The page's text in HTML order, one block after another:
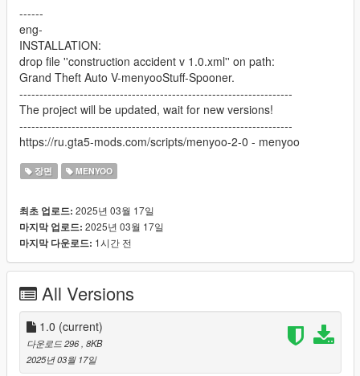
------
eng-
INSTALLATION:
drop file ''construction accident v 1.0.xml'' on path:
Grand Theft Auto V-menyooStuff-Spooner.
--------------------------------------------------------------------
The project will be updated, wait for new versions!
--------------------------------------------------------------------
https://ru.gta5-mods.com/scripts/menyoo-2-0 - menyoo
장면 MENYOO
최초 업로드: 2025년 03월 17일
마지막 업로드: 2025년 03월 17일
마지막 다운로드: 1시간 전
All Versions
1.0 (current)
다운로드 296 , 8KB
2025년 03월 17일